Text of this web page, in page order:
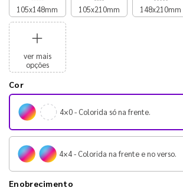
105x148mm 105x210mm 148x210mm
ver mais
opções
Cor
4×0 - Colorida só na frente.
4×4 - Colorida na frente e no verso.
Enobrecimento